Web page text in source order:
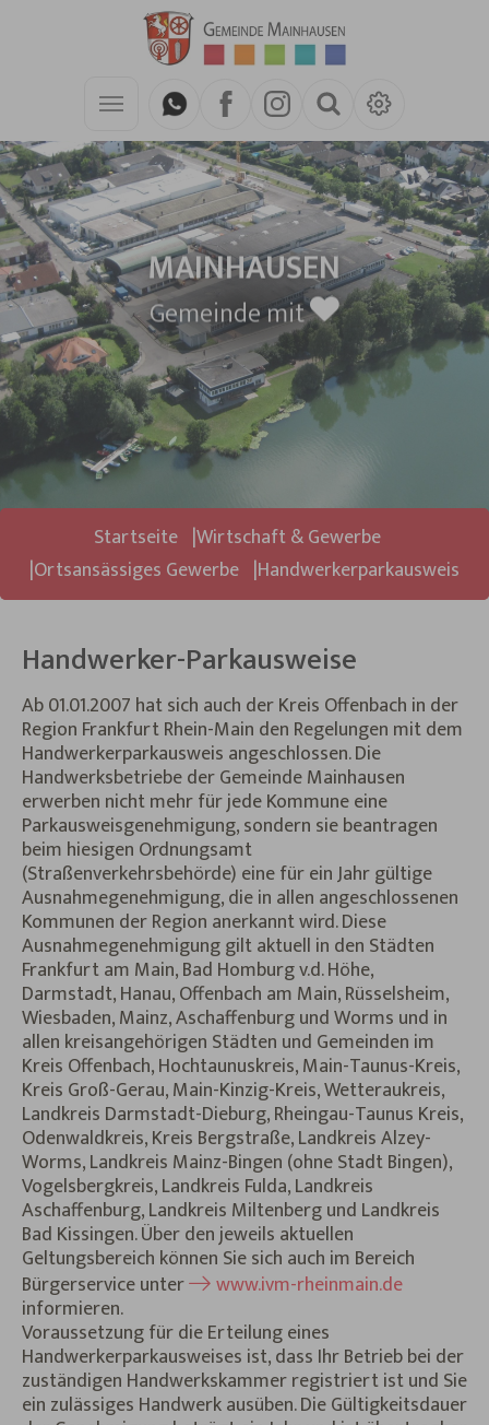
Zum Hauptinhalt springen
MAINHAUSEN
Gemeinde mit
Sie sind hier:
Startseite Wirtschaft & Gewerbe
Ortsansässiges Gewerbe Handwerkerparkausweis
Handwerker-Parkausweise
Ab 01.01.2007 hat sich auch der Kreis Offenbach in der
Region Frankfurt Rhein-Main den Regelungen mit dem
Handwerkerparkausweis angeschlossen. Die
Handwerksbetriebe der Gemeinde Mainhausen
erwerben nicht mehr für jede Kommune eine
Parkausweisgenehmigung, sondern sie beantragen
beim hiesigen Ordnungsamt
(Straßenverkehrsbehörde) eine für ein Jahr gültige
Ausnahmegenehmigung, die in allen angeschlossenen
Kommunen der Region anerkannt wird. Diese
Ausnahmegenehmigung gilt aktuell in den Städten
Frankfurt am Main, Bad Homburg v.d. Höhe,
Darmstadt, Hanau, Offenbach am Main, Rüsselsheim,
Wiesbaden, Mainz, Aschaffenburg und Worms und in
allen kreisangehörigen Städten und Gemeinden im
Kreis Offenbach, Hochtaunuskreis, Main-Taunus-Kreis,
Kreis Groß-Gerau, Main-Kinzig-Kreis, Wetteraukreis,
Landkreis Darmstadt-Dieburg, Rheingau-Taunus Kreis,
Odenwaldkreis, Kreis Bergstraße, Landkreis Alzey-
Worms, Landkreis Mainz-Bingen (ohne Stadt Bingen),
Vogelsbergkreis, Landkreis Fulda, Landkreis
Aschaffenburg, Landkreis Miltenberg und Landkreis
Bad Kissingen. Über den jeweils aktuellen
Geltungsbereich können Sie sich auch im Bereich
Bürgerservice unter
www.ivm-rheinmain.de
informieren.
Voraussetzung für die Erteilung eines
Handwerkerparkausweises ist, dass Ihr Betrieb bei der
zuständigen Handwerkskammer registriert ist und Sie
ein zulässiges Handwerk ausüben. Die Gültigkeitsdauer